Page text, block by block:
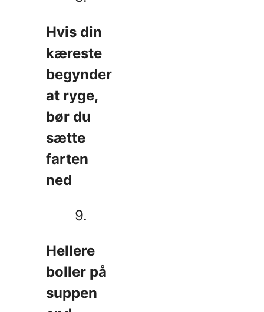
Hvis din
kæreste
begynder
at ryge,
bør du
sætte
farten
ned
9.
Hellere
boller på
suppen